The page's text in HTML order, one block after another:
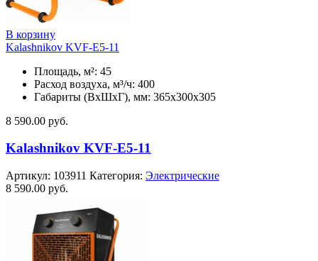
В корзину
Kalashnikov KVF-E5-11
Площадь, м²: 45
Расход воздуха, м³/ч: 400
Габариты (ВхШхГ), мм: 365x300x305
8 590.00 руб.
Kalashnikov KVF-E5-11
Артикул: 103911 Категория: Электрические
8 590.00 руб.